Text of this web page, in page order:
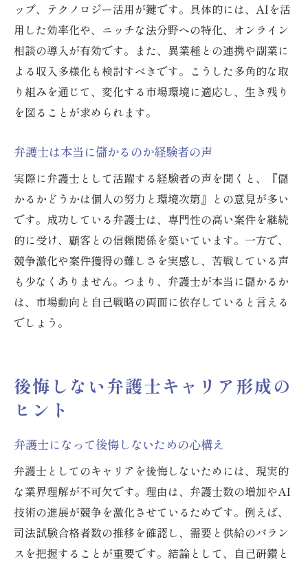
ップ、テクノロジー活用が鍵です。具体的には、AIを活
用した効率化や、ニッチな法分野への特化、オンライン
相談の導入が有効です。また、異業種との連携や副業に
よる収入多様化も検討すべきです。こうした多角的な取
り組みを通じて、変化する市場環境に適応し、生き残り
を図ることが求められます。
弁護士は本当に儲かるのか経験者の声
実際に弁護士として活躍する経験者の声を聞くと、『儲
かるかどうかは個人の努力と環境次第』との意見が多い
です。成功している弁護士は、専門性の高い案件を継続
的に受け、顧客との信頼関係を築いています。一方で、
競争激化や案件獲得の難しさを実感し、苦戦している声
も少なくありません。つまり、弁護士が本当に儲かるか
は、市場動向と自己戦略の両面に依存していると言える
でしょう。
後悔しない弁護士キャリア形成の
ヒント
弁護士になって後悔しないための心構え
弁護士としてのキャリアを後悔しないためには、現実的
な業界理解が不可欠です。理由は、弁護士数の増加やAI
技術の進展が競争を激化させているためです。例えば、
司法試験合格者数の推移を確認し、需要と供給のバラン
スを把握することが重要です。結論として、自己研鑽と